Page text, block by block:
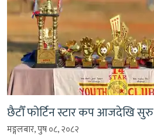
छैटौँ फोर्टिन स्टार कप आजदेखि सुरु
मङ्गलबार, पुष ०८, २०८२